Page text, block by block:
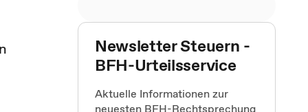
Newsletter Steuern -
BFH-Urteilsservice
Aktuelle Informationen zur
neuesten BFH-Rechtsprechung